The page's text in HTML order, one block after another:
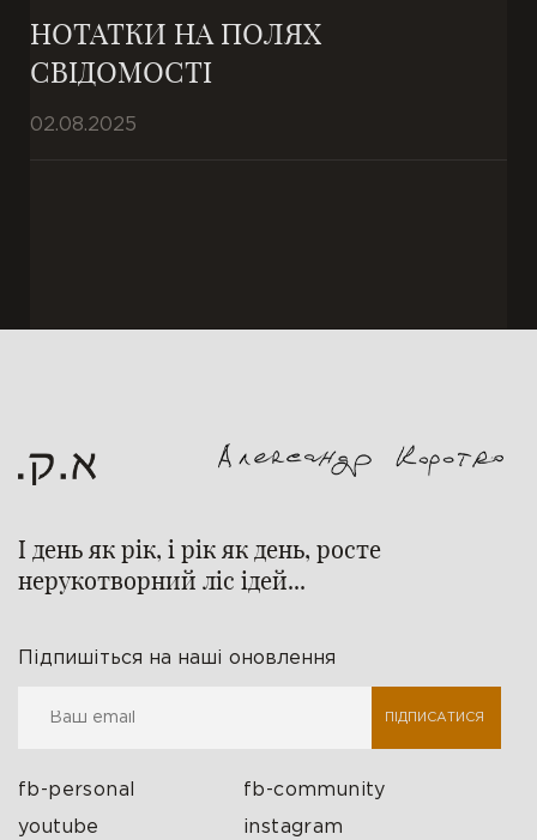
НОТАТКИ НА ПОЛЯХ
СВІДОМОСТІ
02.08.2025
І день як рік, і рік як день, росте
нерукотворний ліс ідей...
Підпишіться на наші оновлення
ПІДПИСАТИСЯ
fb-personal fb-community
youtube instagram